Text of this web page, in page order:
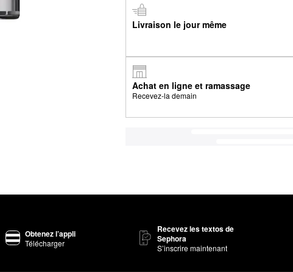
Livraison le jour même
Achat en ligne et ramassage
Recevez-la demain
Obtenez l’appli
Télécharger
Recevez les textos de
Sephora
S’inscrire maintenant